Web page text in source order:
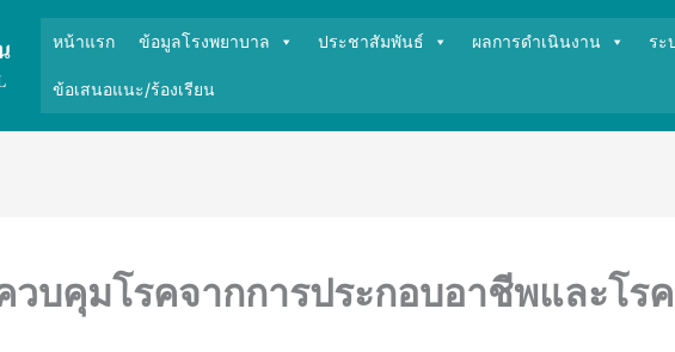
หน้าแรก ข้อมูลโรงพยาบาล ประชาสัมพันธ์ ผลการดำเนินงาน ระ
ข้อเสนอแนะ/ร้องเรียน
บคุมโรคจากการประกอบอาชีพและโร